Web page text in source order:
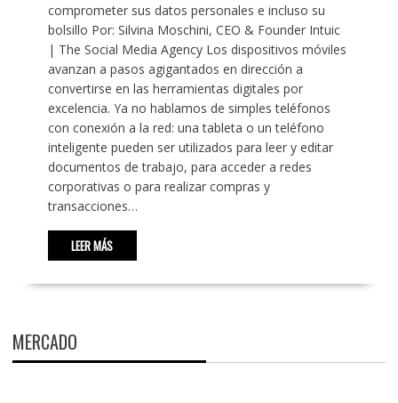
comprometer sus datos personales e incluso su
bolsillo Por: Silvina Moschini, CEO & Founder Intuic
| The Social Media Agency Los dispositivos móviles
avanzan a pasos agigantados en dirección a
convertirse en las herramientas digitales por
excelencia. Ya no hablamos de simples teléfonos
con conexión a la red: una tableta o un teléfono
inteligente pueden ser utilizados para leer y editar
documentos de trabajo, para acceder a redes
corporativas o para realizar compras y
transacciones…
LEER MÁS
MERCADO